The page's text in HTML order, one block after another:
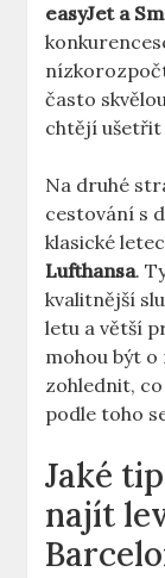
easyJet a
často
chtějí ušetřit
Na druhé
cestování s
klasické
Lufthansa.
kvalitnější
letu a větší
mohou být o
zohlednit,
podle toho
Jaké
najít